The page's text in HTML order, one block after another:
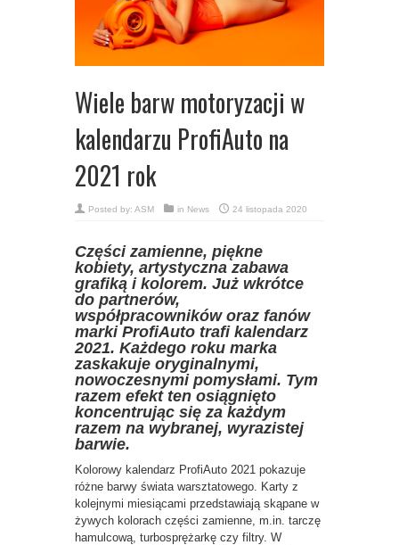
Wiele barw motoryzacji w
kalendarzu ProfiAuto na
2021 rok
Posted by: ASM in News 24 listopada 2020
Części zamienne, piękne
kobiety, artystyczna zabawa
grafiką i kolorem. Już wkrótce
do partnerów,
współpracowników oraz fanów
marki ProfiAuto trafi kalendarz
2021. Każdego roku marka
zaskakuje oryginalnymi,
nowoczesnymi pomysłami. Tym
razem efekt ten osiągnięto
koncentrując się za każdym
razem na wybranej, wyrazistej
barwie.
Kolorowy kalendarz ProfiAuto 2021 pokazuje
różne barwy świata warsztatowego. Karty z
kolejnymi miesiącami przedstawiają skąpane w
żywych kolorach części zamienne, m.in. tarczę
hamulcową, turbosprężarkę czy filtry. W